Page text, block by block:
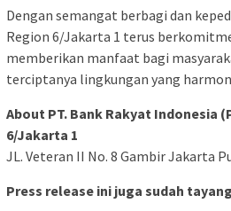
Dengan semangat berbagi dan
Region 6/Jakarta 1 terus
memberikan manfaat bagi
terciptanya lingkungan yang
About PT. Bank Rakyat Indonesia
6/Jakarta 1
JL. Veteran II No. 8 Gambir Jakarta
Press release ini juga sudah